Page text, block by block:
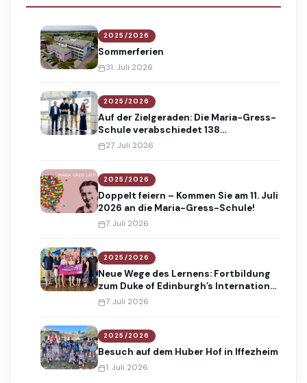
2025/2026
Sommerferien
31. Juli 2026
2025/2026
Auf der Zielgeraden: Die Maria-Gress-
Schule verabschiedet 138
Absolventinnen und Absolventen
27. Juli 2026
2025/2026
Doppelt feiern – Kommen Sie am 11. Juli
2026 an die Maria-Gress-Schule!
7. Juli 2026
2025/2026
Neue Wege des Lernens: Fortbildung
zum Duke of Edinburgh’s International
Award
7. Juli 2026
2025/2026
Besuch auf dem Huber Hof in Iffezheim
1. Juli 2026